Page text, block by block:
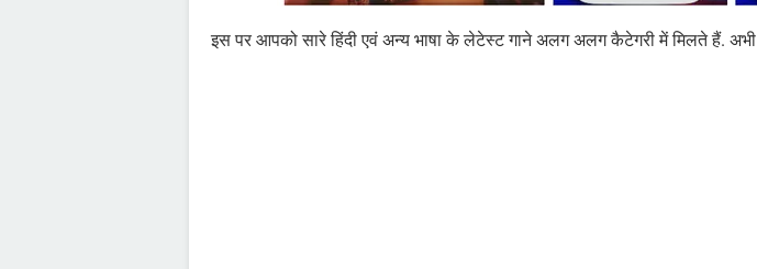
इस पर आपको सारे हिंदी एवं अन्य भाषा के लेटेस्ट गाने अलग अलग कैटेगरी में मिलते हैं. अभी